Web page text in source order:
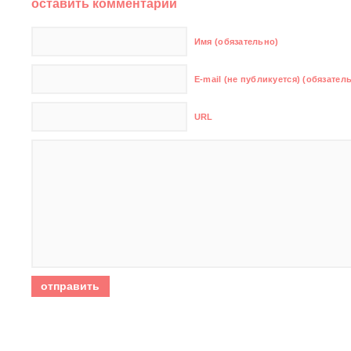
оставить комментарий
Имя (обязательно)
E-mail (не публикуется)
URL